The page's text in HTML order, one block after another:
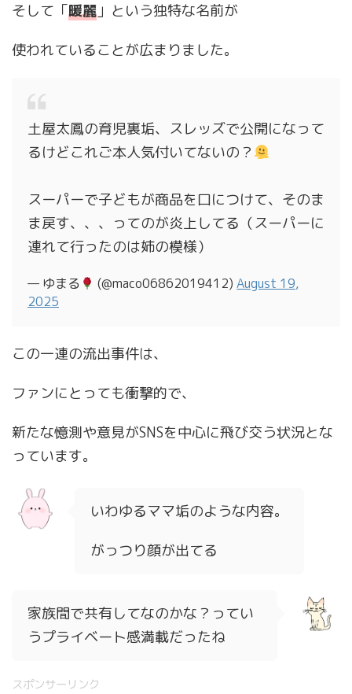
そして「暖麗」という独特な名前が
使われていることが広まりました。
土屋太鳳の育児裏垢、スレッズで公開になって
るけどこれご本人気付いてないの？
スーパーで子どもが商品を口につけて、そのま
ま戻す、、、ってのが炎上してる（スーパーに
連れて行ったのは姉の模様）
— ゆまる (@maco06862019412)August 19,
2025
この一連の流出事件は、
ファンにとっても衝撃的で、
新たな憶測や意見がSNSを中心に飛び交う状況とな
っています。
いわゆるママ垢のような内容。
がっつり顔が出てる
家族間で共有してなのかな？ってい
うプライベート感満載だったね
スポンサーリンク